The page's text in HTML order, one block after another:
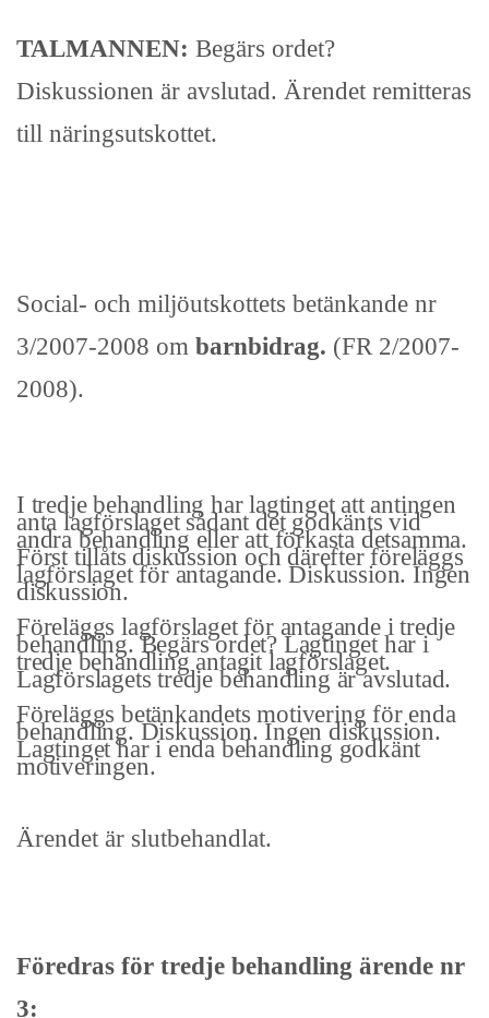
TALMANNEN: Begärs ordet?
Diskussionen är avslutad. Ärendet remitteras
till näringsutskottet.
Social- och miljöutskottets betänkande nr
3/2007-2008 om barnbidrag. (FR 2/2007-
2008).
I tredje behandling har lagtinget att antingen
anta lagförslaget sådant det godkänts vid
andra behandling eller att förkasta detsamma.
Först tillåts diskussion och därefter föreläggs
lag­förslaget för antagande. Diskussion. Ingen
diskussion.
Föreläggs lagförslaget för antagande i tredje
behandling. Begärs ordet? Lag­tinget har i
tredje behandling antagit lagförslaget.
Lagförslagets tredje behandling är avslutad.
Föreläggs betänkandets motivering för enda
be­handling. Diskussion. Ingen diskussion.
Lagtinget har i enda behandling godkänt
motiveringen.
Ärendet är slutbehandlat.
Föredras för tredje behandling ärende nr
3: